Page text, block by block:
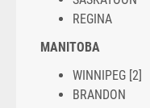
REGINA
MANITOBA
WINNIPEG [2]
BRANDON